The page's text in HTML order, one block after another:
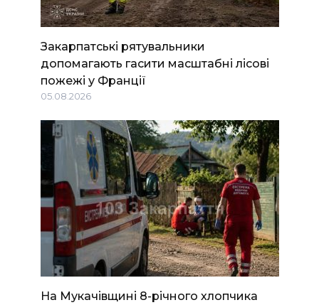
Закарпатські рятувальники
допомагають гасити масштабні лісові
пожежі у Франції
05.08.2026
На Мукачівщині 8-річного хлопчика